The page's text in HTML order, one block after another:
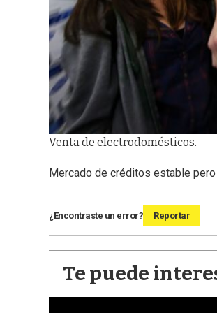
Venta de electrodomésticos.
Mercado de créditos estable
¿Encontraste un error? Reportar
Te puede